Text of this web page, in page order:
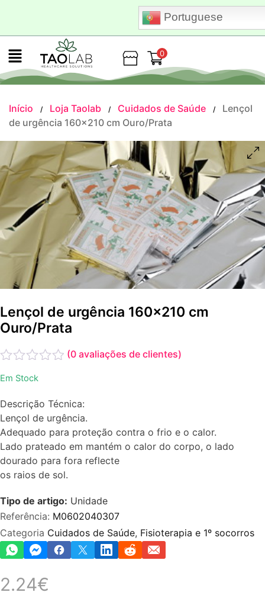
Portuguese
Loja
0
Início / Loja Taolab / Cuidados de Saúde /
Lençol
de urgência 160×210 cm Ouro/Prata
Lençol de urgência 160x210 cm
Ouro/Prata
0
5
(0 avaliações de clientes)
Em Stock
Descrição Técnica:
Lençol de urgência.
Adequado para proteção contra o frio e o calor.
Lado prateado em mantém o calor do corpo, o lado
dourado para fora reflecte
os raios de sol.
Tipo de artigo: Unidade
Referência: M0602040307
Categoria Cuidados de Saúde, Fisioterapia e 1º socorros
2.24€